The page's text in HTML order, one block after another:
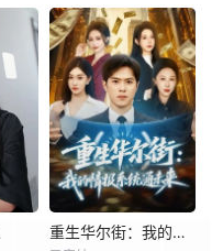
重生华尔街：我的情报系统通未来